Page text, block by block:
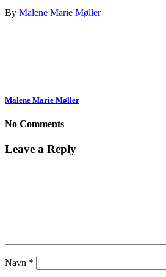
By Malene Marie Møller
Malene Marie Møller
No Comments
Leave a Reply
Navn *